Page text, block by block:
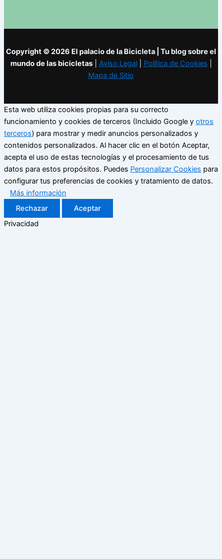
Copyright © 2026 El palacio de la Bicicleta | Tu blog sobre el
mundo de las bicicletas| Aviso Legal| Política de Cookies
Mapa de Sitio
Esta web utiliza cookies propias para su correcto
funcionamiento y cookies de terceros (Incluido Google y otros
terceros) para mostrar y medir anuncios personalizados y
contenidos personalizados. Al hacer clic en el botón Aceptar,
acepta el uso de estas tecnologías y el procesamiento de tus
datos para estos propósitos. Puedes Personalizar Cookies para
configurar tus preferencias de cookies y tratamiento de datos.
Más información
Rechazar
Aceptar
Privacidad